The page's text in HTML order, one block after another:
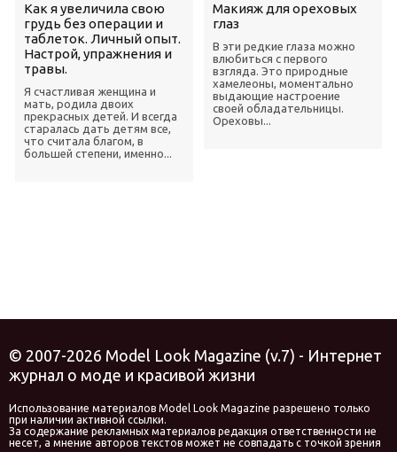
Как я увеличила свою
грудь без операции и
таблеток. Личный опыт.
Настрой, упражнения и
травы.
Я счастливая женщина и
мать, родила двоих
прекрасных детей. И всегда
старалась дать детям все,
что считала благом, в
большей степени, именно...
Макияж для ореховых
глаз
В эти редкие глаза можно
влюбиться с первого
взгляда. Это природные
хамелеоны, моментально
выдающие настроение
своей обладательницы.
Ореховы...
© 2007-2026 Model Look Magazine (v.7) - Интернет
журнал о моде и красивой жизни
Использование материалов Model Look Magazine разрешено только
при наличии активной ссылки.
За содержание рекламных материалов редакция ответственности не
несет, а мнение авторов текстов может не совпадать с точкой зрения